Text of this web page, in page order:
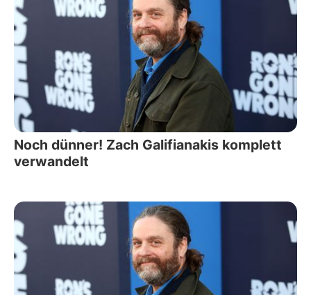
Noch dünner! Zach Galifianakis komplett
verwandelt